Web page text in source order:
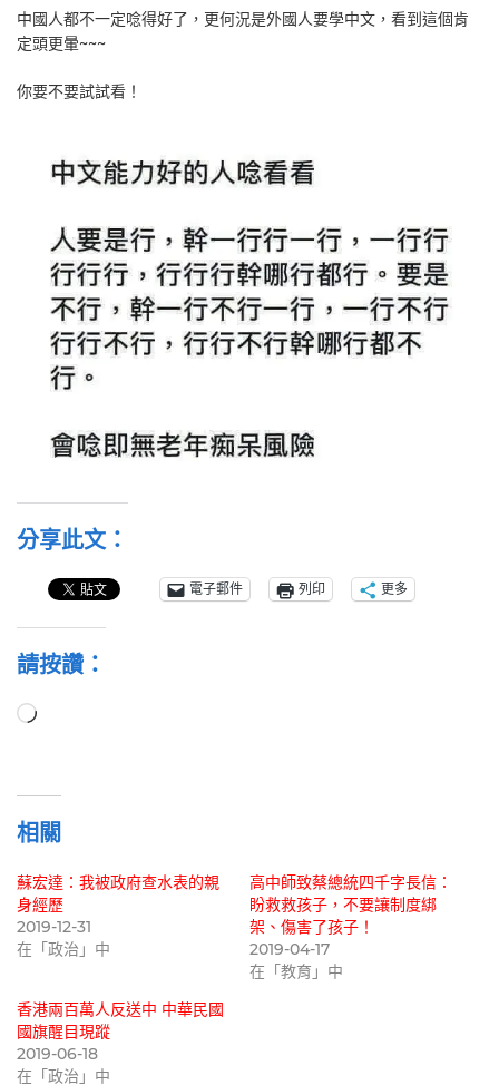
中國人都不一定唸得好了，更何況是外國人要學中文，看到這個肯
定頭更暈~~~
你要不要試試看！
分享此文：
電子郵件 列印 更多
請按讚：
正
相關
蘇宏達：我被政府查水表的親
身經歷
2019-12-31
在「政治」中
高中師致蔡總統四千字長信：
盼救救孩子，不要讓制度綁
架、傷害了孩子！
2019-04-17
在「教育」中
香港兩百萬人反送中 中華民國
國旗醒目現蹤
2019-06-18
在「政治」中